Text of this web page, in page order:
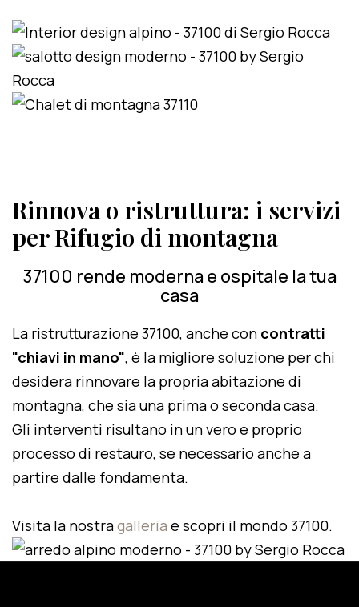
Rinnova o ristruttura: i servizi
per Rifugio di montagna
37100 rende moderna e ospitale la tua
casa
La ristrutturazione 37100, anche con contratti
"chiavi in mano", è la migliore soluzione per chi
desidera rinnovare la propria abitazione di
montagna, che sia una prima o seconda casa.
Gli interventi risultano in un vero e proprio
processo di restauro, se necessario anche a
partire dalle fondamenta.
Visita la nostragalleria e scopri il mondo 37100.